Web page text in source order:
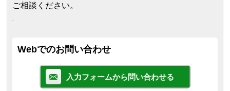
ご相談ください。
Webでのお問い合わせ
入力フォームから問い合わせる